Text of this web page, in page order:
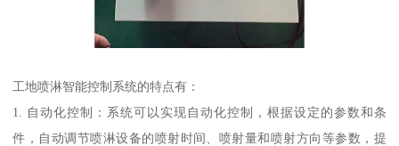
工地喷淋智能控制系统的特点有：
1. 自动化控制：系统可以实现自动化控制，根据设定的参数和条
件，自动调节喷淋设备的喷射时间、喷射量和喷射方向等参数，提